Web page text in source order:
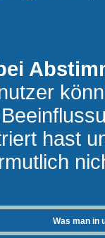
hast
Was man in